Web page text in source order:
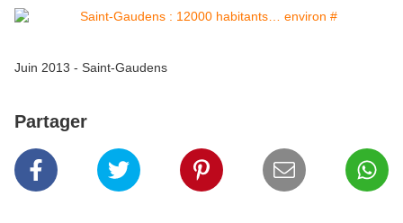
Juin 2013 - Saint-Gaudens
Partager